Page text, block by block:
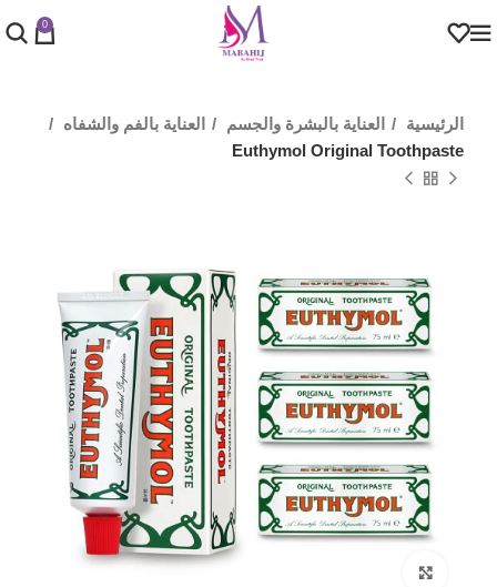
0
الرئيسية العناية بالبشرة والجسم
العناية بالفم والشفاه
Euthymol Original Toothpaste